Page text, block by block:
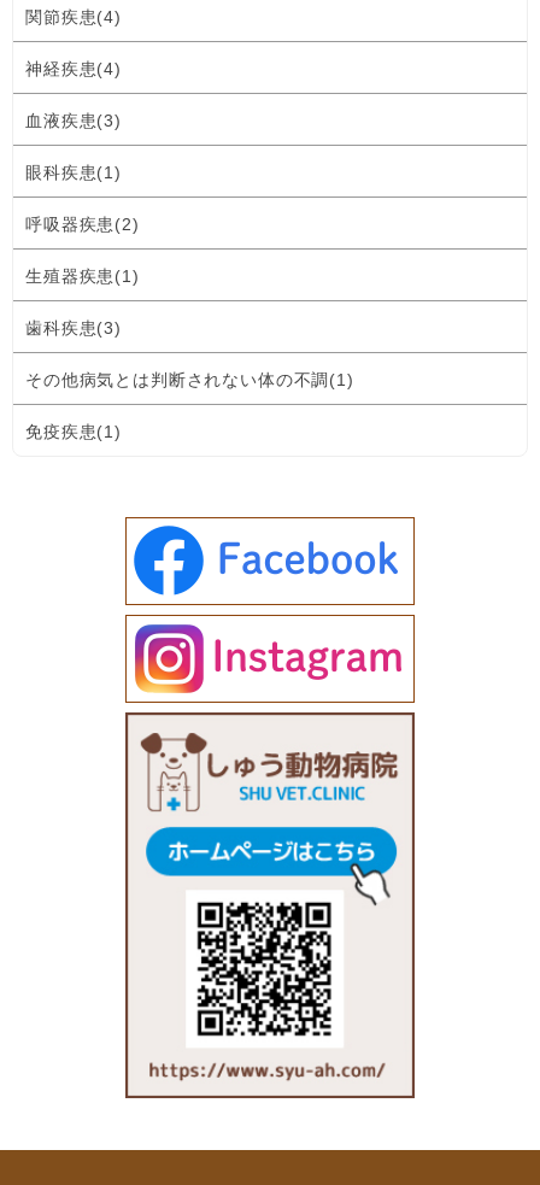
関節疾患(4)
神経疾患(4)
血液疾患(3)
眼科疾患(1)
呼吸器疾患(2)
生殖器疾患(1)
歯科疾患(3)
その他病気とは判断されない体の不調(1)
免疫疾患(1)